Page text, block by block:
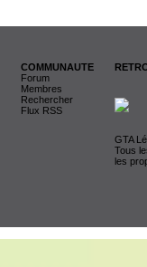
COMMUNAUTE
Forum
Membres
Rechercher
Flux RSS
GTA
Tous
les